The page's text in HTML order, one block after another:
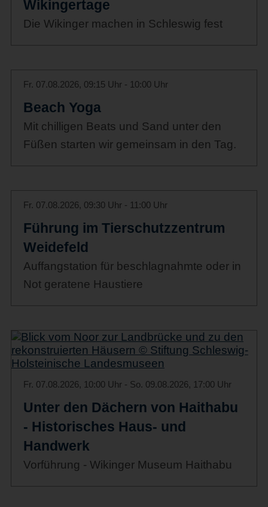
Wikingertage
Die Wikinger machen in Schleswig fest
Fr. 07.08.2026, 09:15 Uhr - 10:00 Uhr
Beach Yoga
Mit chilligen Beats und Sand unter den
Füßen starten wir gemeinsam in den Tag.
Fr. 07.08.2026, 09:30 Uhr - 11:00 Uhr
Führung im Tierschutzzentrum
Weidefeld
Auffangstation für beschlagnahmte oder in
Not geratene Haustiere
Fr. 07.08.2026, 10:00 Uhr - So. 09.08.2026, 17:00 Uhr
Unter den Dächern von Haithabu
- Historisches Haus- und
Handwerk
Vorführung - Wikinger Museum Haithabu